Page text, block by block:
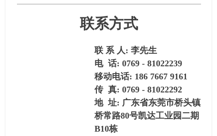
联系方式
联 系 人: 李先生
电 话: 0769 - 81022239
移动电话: 186 7667 9161
传 真: 0769 - 81022292
地 址: 广东省东莞市桥头镇
桥常路80号凯达工业园二期
B10栋